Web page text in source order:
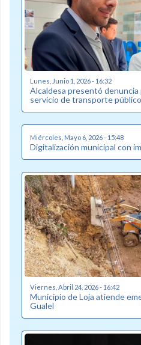
Lunes, Junio 1, 2026 - 16:32
Alcaldesa presentó denuncia
servicio de transporte público
Miércoles, Mayo 6, 2026 - 15:48
Digitalización municipal con
Viernes, Abril 24, 2026 - 16:42
Municipio de Loja atiende
Gualel